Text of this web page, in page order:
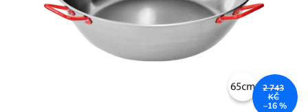
2 743
KČ
–16 %